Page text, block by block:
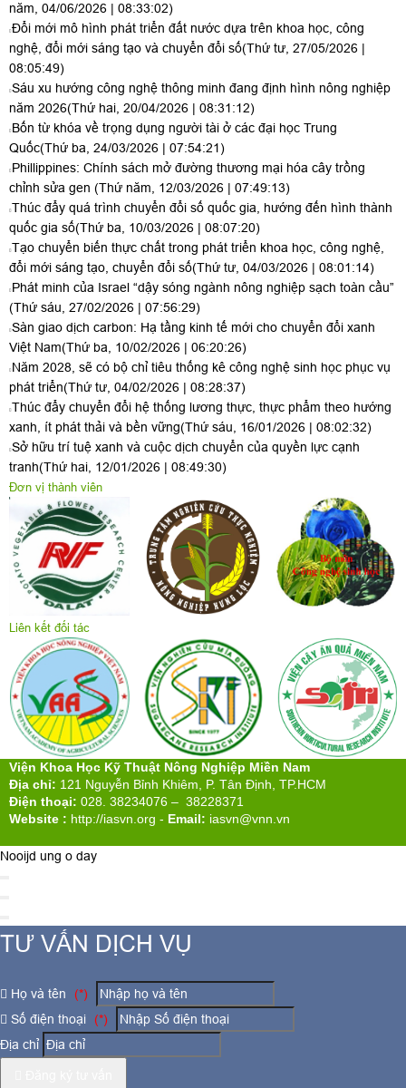
năm, 04/06/2026 | 08:33:02)
Đổi mới mô hình phát triển đất nước dựa trên khoa học, công
nghệ, đổi mới sáng tạo và chuyển đổi số(Thứ tư, 27/05/2026 |
08:05:49)
Sáu xu hướng công nghệ thông minh đang định hình nông nghiệp
năm 2026(Thứ hai, 20/04/2026 | 08:31:12)
Bốn từ khóa về trọng dụng người tài ở các đại học Trung
Quốc(Thứ ba, 24/03/2026 | 07:54:21)
Phillippines: Chính sách mở đường thương mại hóa cây trồng
chỉnh sửa gen (Thứ năm, 12/03/2026 | 07:49:13)
Thúc đẩy quá trình chuyển đổi số quốc gia, hướng đến hình thành
quốc gia số(Thứ ba, 10/03/2026 | 08:07:20)
Tạo chuyển biến thực chất trong phát triển khoa học, công nghệ,
đổi mới sáng tạo, chuyển đổi số(Thứ tư, 04/03/2026 | 08:01:14)
Phát minh của Israel “dậy sóng ngành nông nghiệp sạch toàn cầu”
(Thứ sáu, 27/02/2026 | 07:56:29)
Sàn giao dịch carbon: Hạ tầng kinh tế mới cho chuyển đổi xanh
Việt Nam(Thứ ba, 10/02/2026 | 06:20:26)
Năm 2028, sẽ có bộ chỉ tiêu thống kê công nghệ sinh học phục vụ
phát triển(Thứ tư, 04/02/2026 | 08:28:37)
Thúc đẩy chuyển đổi hệ thống lương thực, thực phẩm theo hướng
xanh, ít phát thải và bền vững(Thứ sáu, 16/01/2026 | 08:02:32)
Sở hữu trí tuệ xanh và cuộc dịch chuyển của quyền lực cạnh
tranh(Thứ hai, 12/01/2026 | 08:49:30)
Đơn vị thành viên
Liên kết đối tác
Viện Khoa Học Kỹ Thuật Nông Nghiệp Miền Nam
Địa chỉ: 121 Nguyễn Bỉnh Khiêm, P. Tân Định, TP.HCM
Điện thoại: 028. 38234076 – 38228371
Website : http://iasvn.org - Email: iasvn@vnn.vn
Nooijd ung o day
TƯ VẤN DỊCH VỤ
Họ và tên
(*)
Số điện thoại
(*)
Địa chỉ